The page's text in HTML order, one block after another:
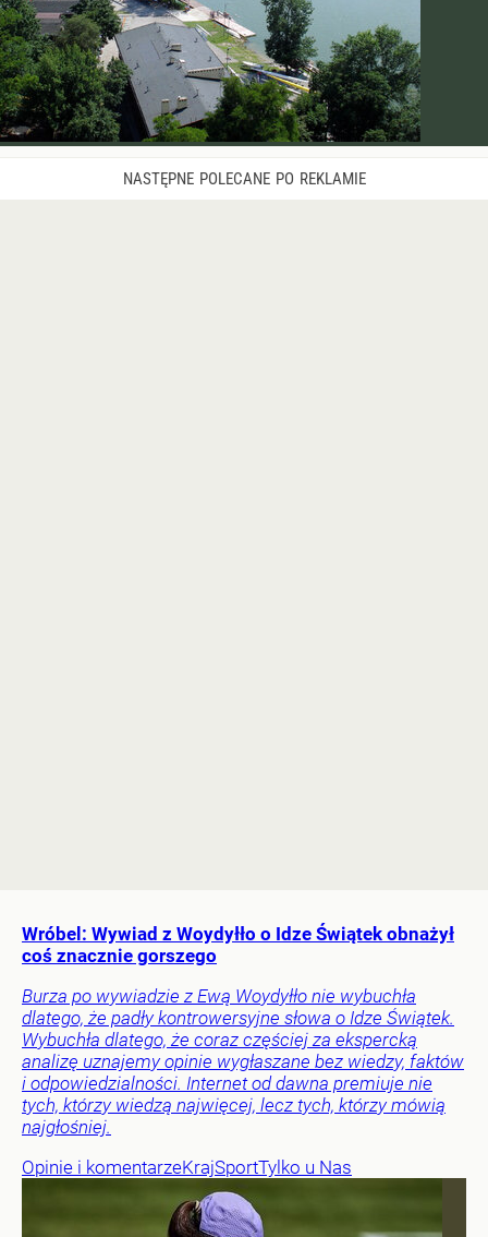
Wróbel: Wywiad z Woydyłło o Idze Świątek obnażył
coś znacznie gorszego
Burza po wywiadzie z Ewą Woydyłło nie wybuchła
dlatego, że padły kontrowersyjne słowa o Idze Świątek.
Wybuchła dlatego, że coraz częściej za ekspercką
analizę uznajemy opinie wygłaszane bez wiedzy, faktów
i odpowiedzialności. Internet od dawna premiuje nie
tych, którzy wiedzą najwięcej, lecz tych, którzy mówią
najgłośniej.
Opinie i komentarzeKrajSportTylko u Nas